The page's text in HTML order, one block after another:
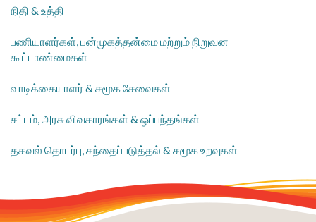
நிதி & உத்தி
பணியாளர்கள், பன்முகத்தன்மை மற்றும் நிறுவன
கூட்டாண்மைகள்
வாடிக்கையாளர் & சமூக சேவைகள்
சட்டம், அரசு விவகாரங்கள் & ஒப்பந்தங்கள்
தகவல் தொடர்பு, சந்தைப்படுத்தல் & சமூக உறவுகள்